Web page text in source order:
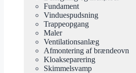
Fundament
Vinduespudsning
Trappeopgang
Maler
Ventilationsanlæg
Afmontering af brændeovn
Kloakseparering
Skimmelsvamp